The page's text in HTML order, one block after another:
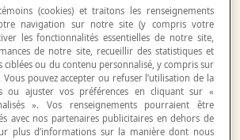
une
pour
le
d’un
(cookies) et traitons les renseignements
navigation sur notre site (y compris votre
les fonctionnalités essentielles de notre site,
de notre site, recueillir des statistiques et
ciblées ou du contenu personnalisé, y compris sur
Vous pouvez accepter ou refuser l’utilisation de la
ou ajuster vos préférences en cliquant sur «
». Vos renseignements pourraient être
avec nos partenaires publicitaires en dehors de
plus d’informations sur la manière dont nous